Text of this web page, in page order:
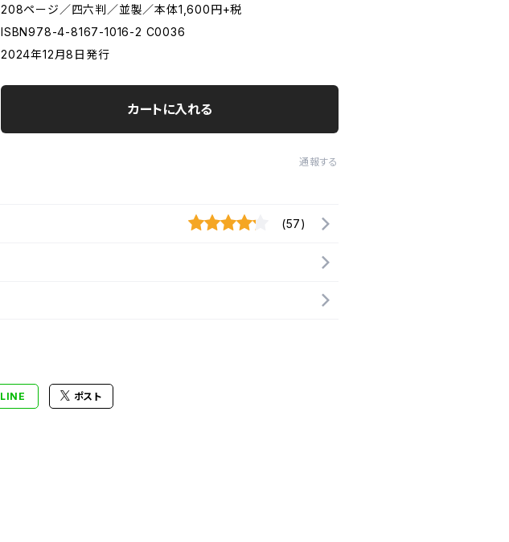
208ページ／四六判／並製／本体1,600円+税
ISBN978-4-8167-1016-2 C0036
2024年12月8日発行
カートに入れる
通報する
(57)
LINE ポスト